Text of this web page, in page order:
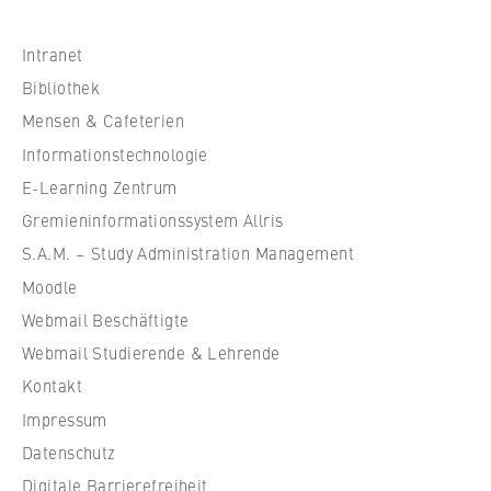
s
c
u
l
e
f
i
r
t
c
h
Intranet
Bibliothek
Mensen & Cafeterien
Informationstechnologie
E-Learning Zentrum
Gremieninformationssystem Allris
S.A.M. – Study Administration Management
Moodle
Webmail Beschäftigte
Webmail Studierende & Lehrende
Kontakt
Impressum
Datenschutz
Digitale Barrierefreiheit